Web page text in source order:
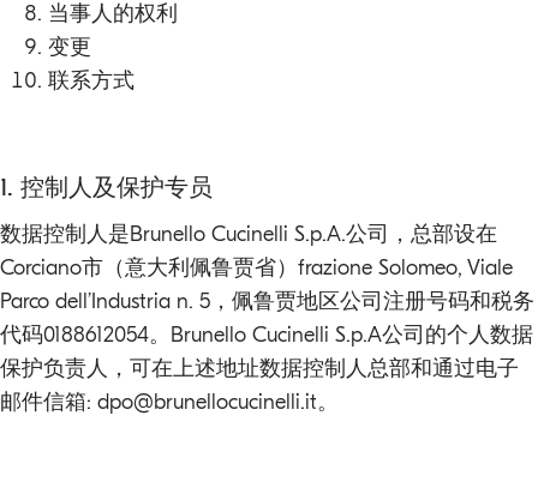
当事人的权利
变更
联系方式
1. 控制人及保护专员
数据控制人是Brunello Cucinelli S.p.A.公司，总部设在
Corciano市（意大利佩鲁贾省）frazione Solomeo, Viale
Parco dell’Industria n. 5，佩鲁贾地区公司注册号码和税务
代码0188612054。Brunello Cucinelli S.p.A公司的个人数据
保护负责人，可在上述地址数据控制人总部和通过电子
邮件信箱: dpo@brunellocucinelli.it。